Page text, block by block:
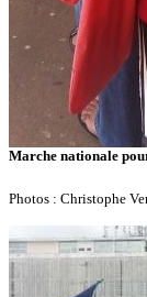
Marche nationale
Photos : Christophe